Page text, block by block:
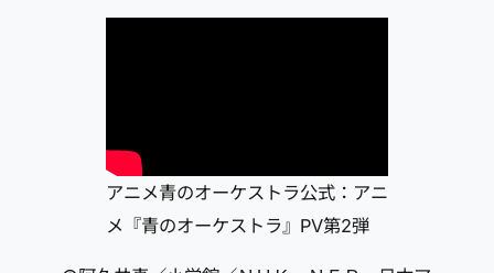
アニメ青のオーケストラ公式：アニ
メ『青のオーケストラ』PV第2弾